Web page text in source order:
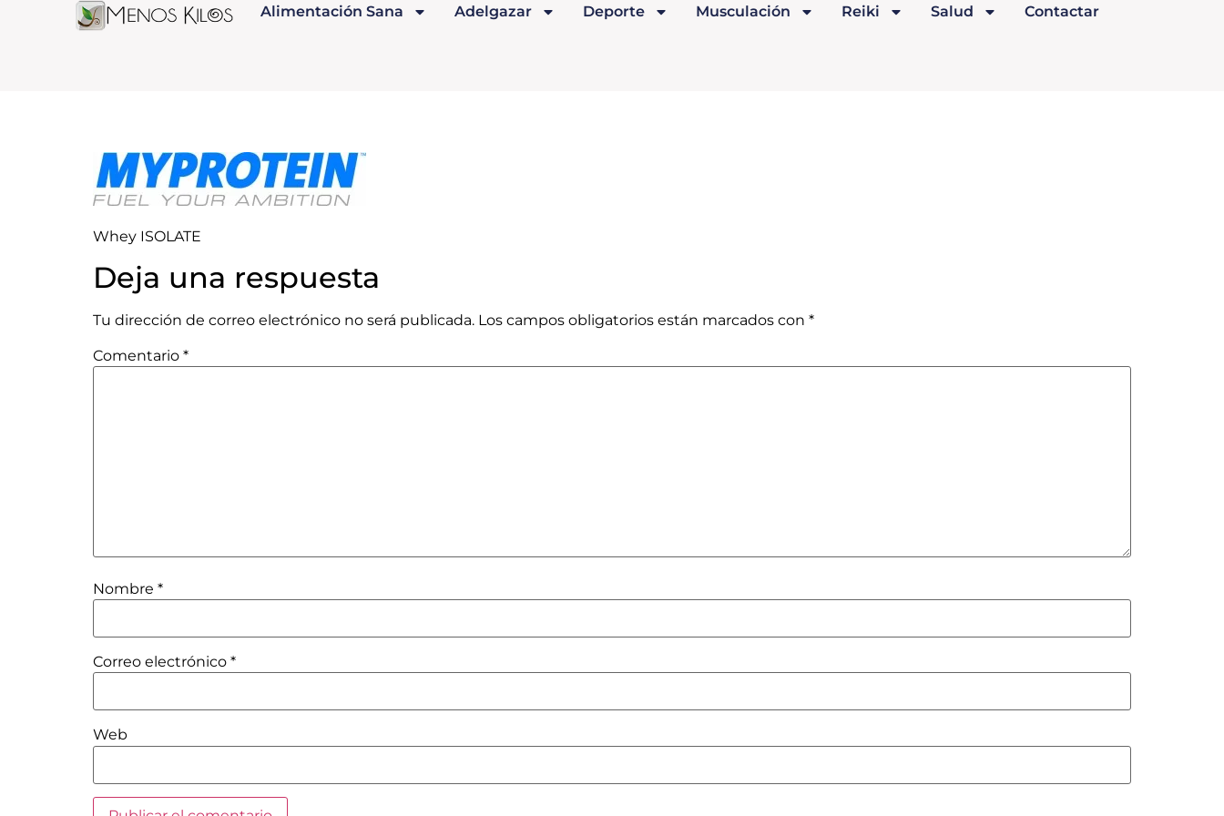
Alimentación Sana Adelgazar Deporte Musculación Reiki Salud Contactar
Whey ISOLATE
Deja una respuesta
Tu dirección de correo electrónico no será publicada. Los campos obligatorios están marcados con *
Comentario *
Nombre *
Correo electrónico *
Web